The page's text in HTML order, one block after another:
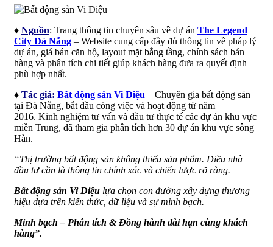
♦ Nguồn: Trang thông tin chuyên sâu về dự án The Legend
City Đà Nẵng – Website cung cấp đầy đủ thông tin về pháp lý
dự án, giá bán căn hộ, layout mặt bằng tầng, chính sách bán
hàng và phân tích chi tiết giúp khách hàng đưa ra quyết định
phù hợp nhất.
♦ Tác giả: Bất động sản Vi Diệu – Chuyên gia bất động sản
tại Đà Nẵng, bắt đầu công việc và hoạt động từ năm
2016. Kinh nghiệm tư vấn và đầu tư thực tế các dự án khu vực
miền Trung, đã tham gia phân tích hơn 30 dự án khu vực sông
Hàn.
“Thị trường bất động sản không thiếu sản phẩm. Điều nhà
đầu tư cần là thông tin chính xác và chiến lược rõ ràng.
Bất động sản Vi Diệu lựa chọn con đường xây dựng thương
hiệu dựa trên kiến thức, dữ liệu và sự minh bạch.
Minh bạch – Phân tích & Đồng hành dài hạn cùng khách
hàng”.